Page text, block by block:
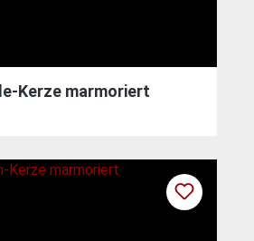
Kerze marmoriert